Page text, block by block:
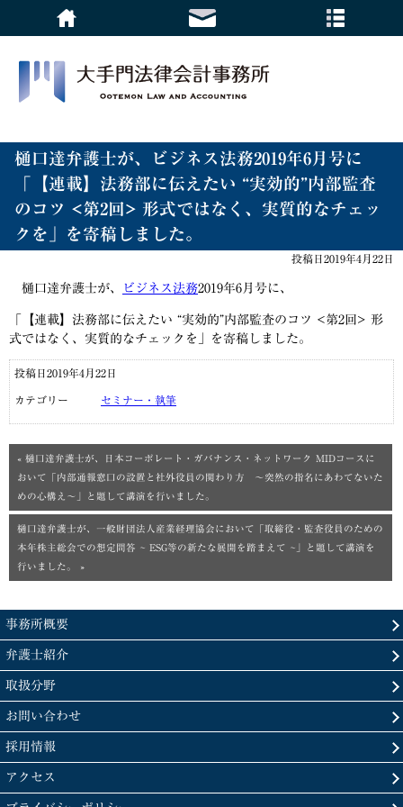
樋口達弁護士が、ビジネス法務2019年6月号に
「【連載】法務部に伝えたい “実効的”内部監査
のコツ <第2回> 形式ではなく、実質的なチェッ
クを」を寄稿しました。
投稿日2019年4月22日
樋口達弁護士が、 ビジネス法務2019年6月号に、
「【連載】法務部に伝えたい “実効的”内部監査のコツ <第2回> 形
式ではなく、実質的なチェックを」を寄稿しました。
投稿日2019年4月22日
カテゴリー セミナー・執筆
« 樋口達弁護士が、日本コーポレート・ガバナンス・ネットワーク MIDコースに
おいて「内部通報窓口の設置と社外役員の関わり方 ～突然の指名にあわてないた
めの心構え～」と題して講演を行いました。
樋口達弁護士が、一般財団法人産業経理協会において「取締役・監査役員のための
本年株主総会での想定問答 ~ ESG等の新たな展開を踏まえて ~」と題して講演を
行いました。 »
事務所概要
弁護士紹介
取扱分野
お問い合わせ
採用情報
アクセス